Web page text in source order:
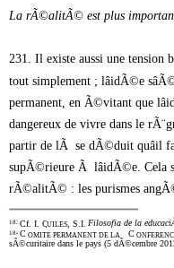
La rÃ©alitÃ© est plus
231. Il existe aussi une
tout simplement ; lâidÃ©e
permanent, en Ã©vitant que
dangereux de vivre dans le
partir de lÃ se dÃ©duit quâil
supÃ©rieure Ã lâidÃ©e. Cela
rÃ©alitÃ© : les purismes
183 Cf. I. QUILES, S.I.,Filosofia de la
184 C OMITE PERMANENT DE LA C
sÃ©curitaire dans le pays (5 dÃ©cembre